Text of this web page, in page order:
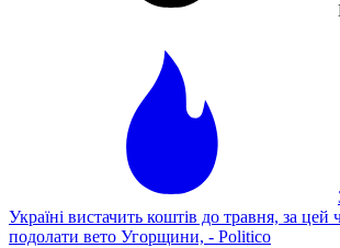
Україні вистачить коштів до травня, за
подолати вето Угорщини, - Politico